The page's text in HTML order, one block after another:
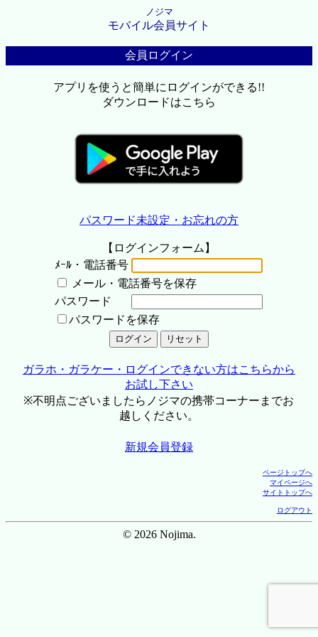
ノジマ
モバイル会員サイト
会員ログイン
アプリを使うと簡単にログインができる!!
ダウンロードはこちら
パスワード未設定・お忘れの方
【ログインフォーム】
ﾒｰﾙ・電話番号
メール・電話番号を保存
パスワード
パスワードを保存
ガラホ・ガラケー・ログインできない方はこちらから
お試し下さい
※不明点ございましたらノジマの携帯コーナーまでお
越しください。
新規会員登録
ページトップへ
マイページへ
サイトトップへ
ログアウト
© 2026 Nojima.